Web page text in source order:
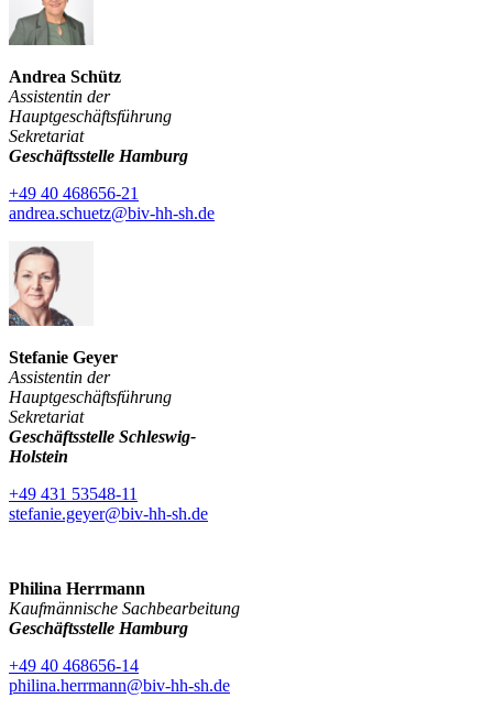
Andrea Schütz
Assistentin der
Hauptgeschäftsführung
Sekretariat
Geschäftsstelle Hamburg
+49 40 468656-21
andrea.schuetz@biv-hh-sh.de
Stefanie Geyer
Assistentin der
Hauptgeschäftsführung
Sekretariat
Geschäftsstelle Schleswig-
Holstein
+49 431 53548-11
stefanie.geyer@biv-hh-sh.de
Philina Herrmann
Kaufmännische Sachbearbeitung
Geschäftsstelle Hamburg
+49 40 468656-14
philina.herrmann@biv-hh-sh.de